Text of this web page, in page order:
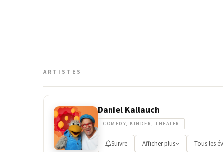
ARTISTES
Daniel Kallauch
COMEDY, KINDER, THEATER
Suivre Afficher plus Tous les